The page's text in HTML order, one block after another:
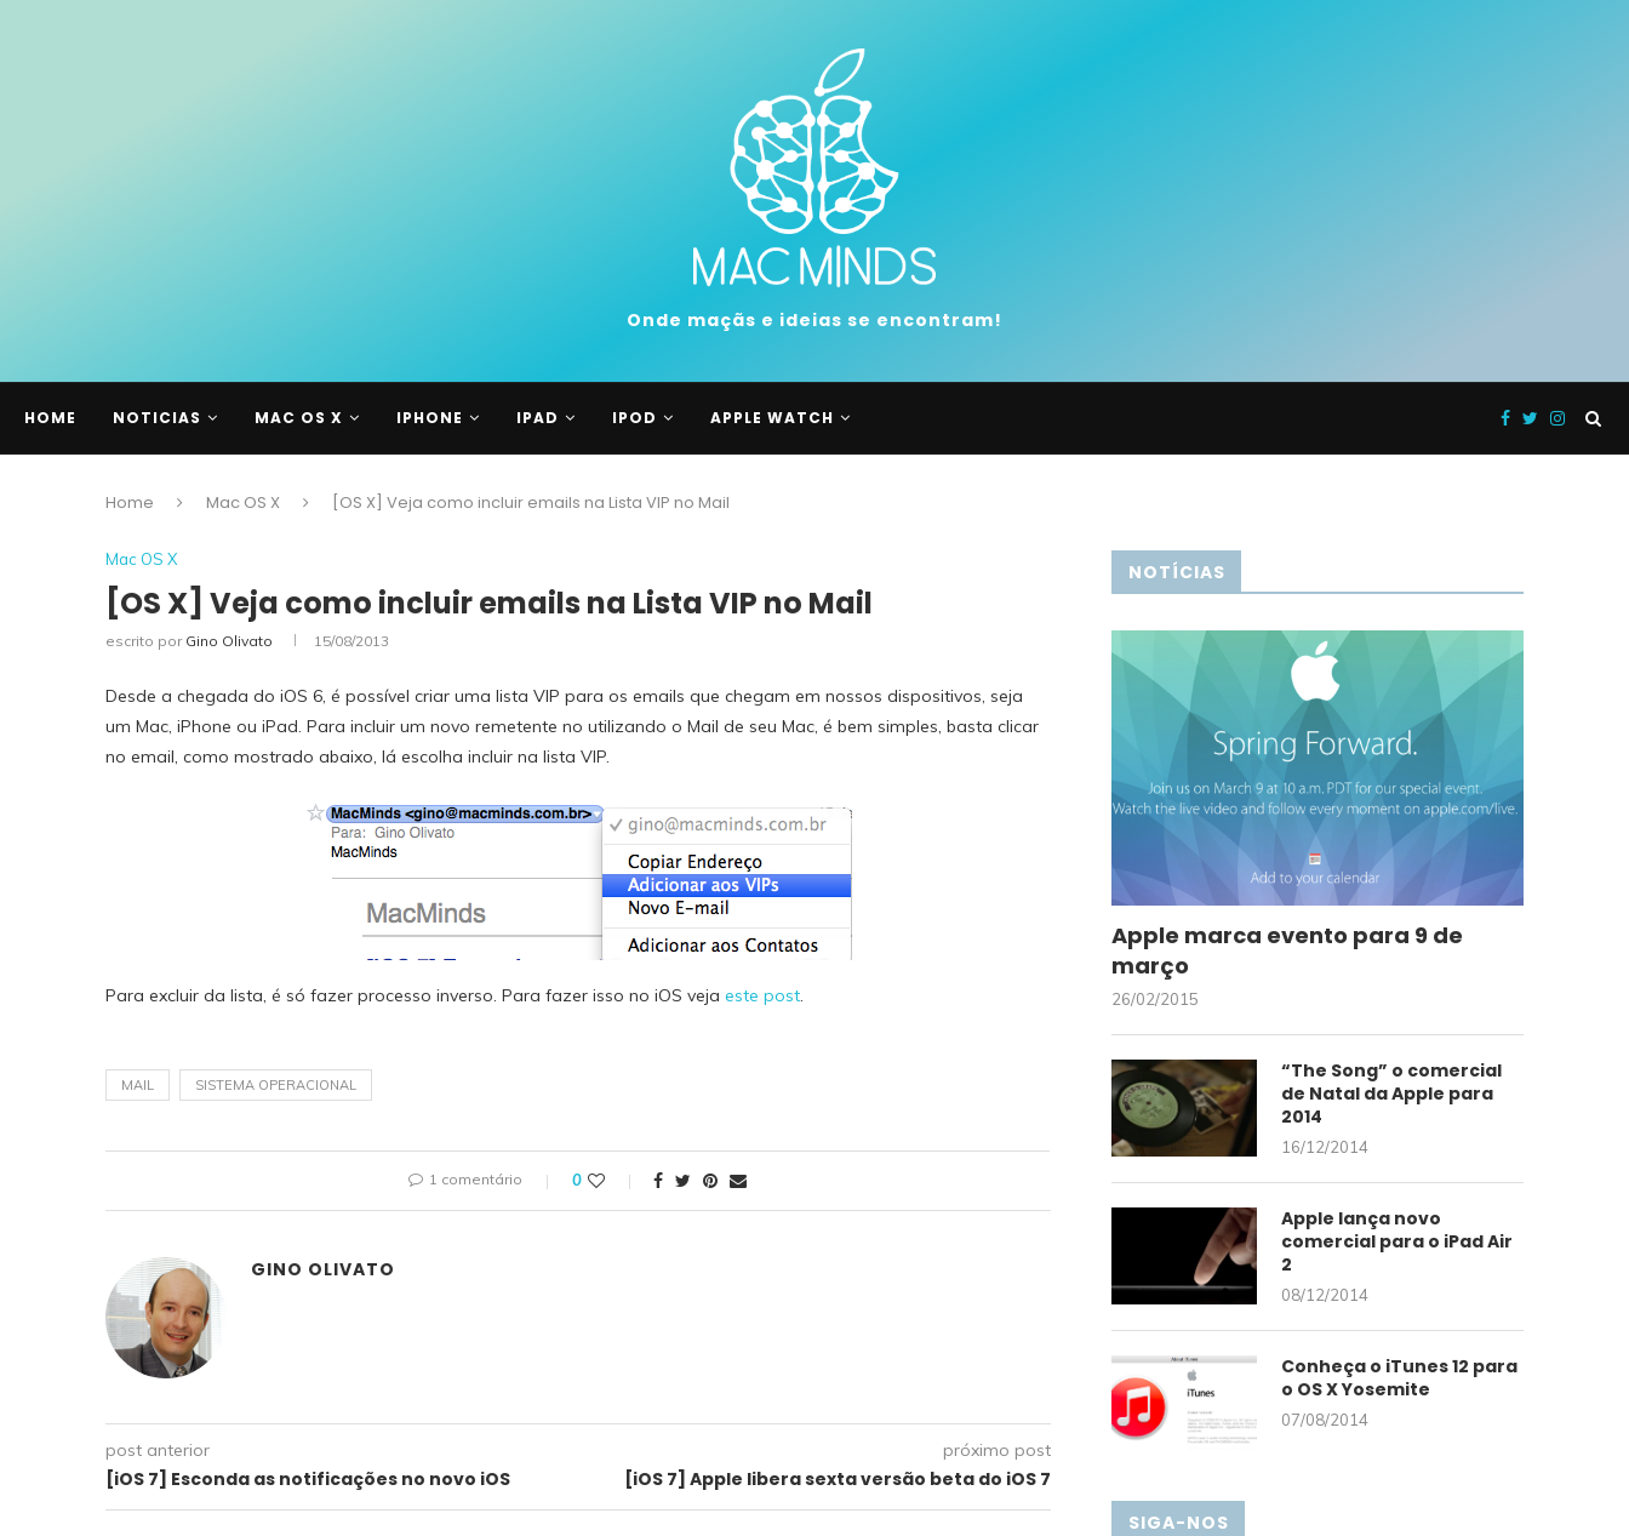
Onde maçãs e ideias se encontram!
HOME NOTICIAS MAC OS X IPHONE IPAD IPOD APPLE WATCH
Home Mac OS X [OS X] Veja como incluir emails na Lista VIP no Mail
Mac OS X
[OS X] Veja como incluir emails na Lista VIP no Mail
escrito por Gino Olivato 15/08/2013
Desde a chegada do iOS 6, é possível criar uma lista VIP para os emails que chegam em nossos dispositivos, seja
um Mac, iPhone ou iPad. Para incluir um novo remetente no utilizando o Mail de seu Mac, é bem simples, basta clicar
no email, como mostrado abaixo, lá escolha incluir na lista VIP.
Para excluir da lista, é só fazer processo inverso. Para fazer isso no iOS veja este post.
MAIL SISTEMA OPERACIONAL
1 comentário 0
GINO OLIVATO
post anterior
[iOS 7] Esconda as notificações no novo iOS
próximo post
[iOS 7] Apple libera sexta versão beta do iOS 7
NOTÍCIAS
Apple marca evento para 9 de
março
26/02/2015
“The Song” o comercial
de Natal da Apple para
2014
16/12/2014
Apple lança novo
comercial para o iPad Air
2
08/12/2014
Conheça o iTunes 12 para
o OS X Yosemite
07/08/2014
SIGA-NOS